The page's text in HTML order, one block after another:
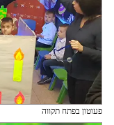
פעוטון בפתח תקווה